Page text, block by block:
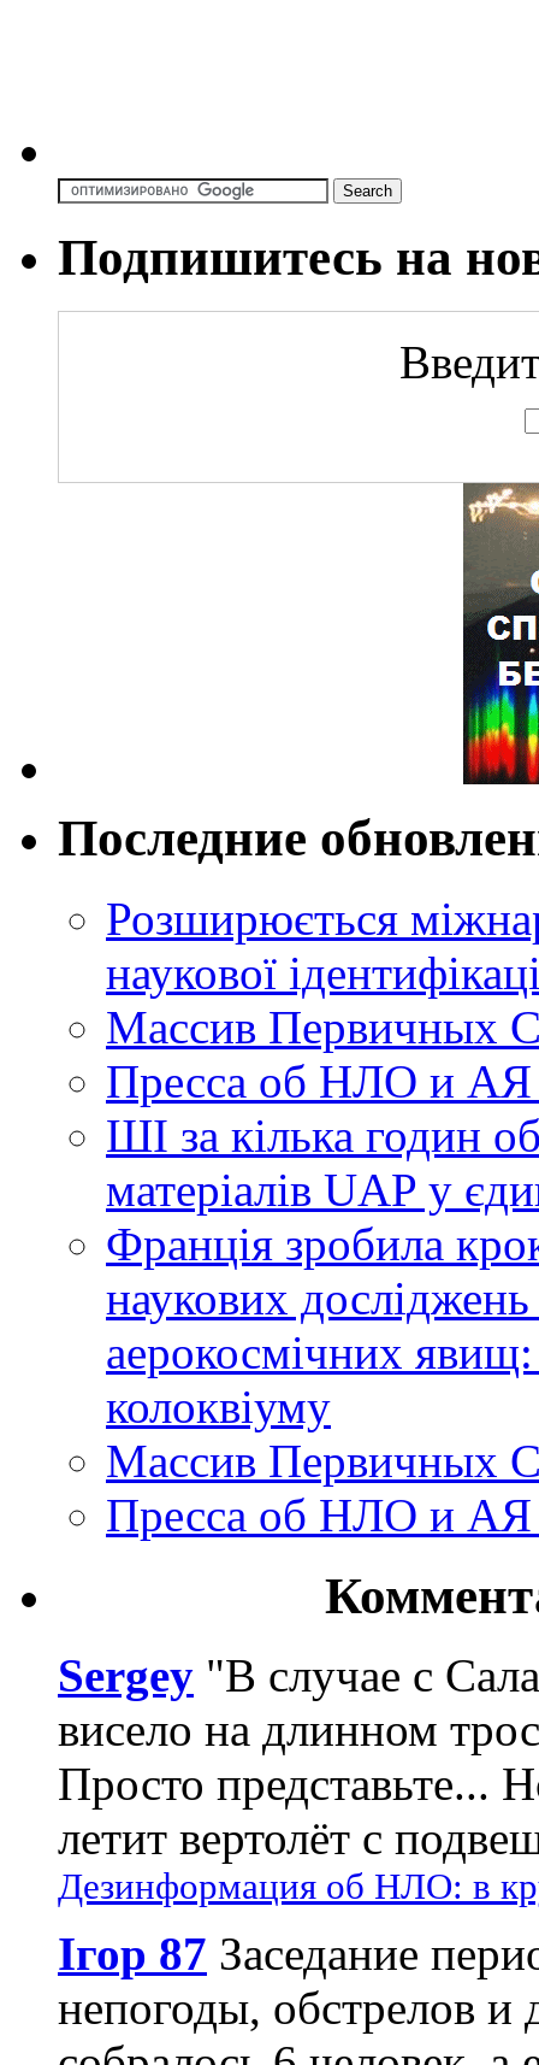
Подпишитесь на
Последние
Розширюється
наукової
Массив Первичных
Пресса об НЛО и
ШІ за кілька годин
матеріалів UAP у
Франція зробила
наукових
аерокосмічних
колоквіуму
Массив Первичных
Пресса об НЛО и
Sergey "В случае с
висело на длинном
Просто представьте...
летит вертолёт с
Дезинформация об НЛО: в
Ігор 87 Заседание
непогоды, обстрелов и